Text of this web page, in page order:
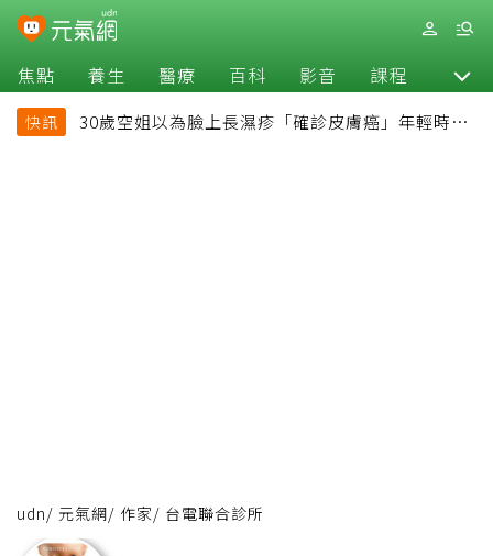
焦點 養生 醫療 百科 影音 課程 退休
快訊
30歲空姐以為臉上長濕疹「確診皮膚癌」年輕時一
udn/ 元氣網/ 作家/ 台電聯合診所